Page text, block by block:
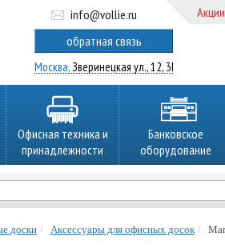
info@vollie.ru
обратная связь
Москва,Зверинецкая ул., 12, 3Ц
Акции
Офисная техника и
принадлежности
Банковское
оборудование
доски Аксессуары для офисных досок